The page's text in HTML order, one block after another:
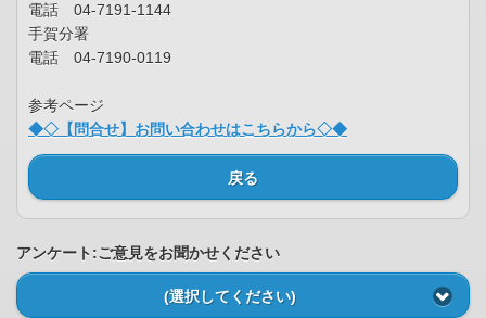
電話 04-7191-1144
手賀分署
電話 04-7190-0119
参考ページ
◆◇【問合せ】お問い合わせはこちらから◇◆
戻る
アンケート:ご意見をお聞かせください
(選択してください)